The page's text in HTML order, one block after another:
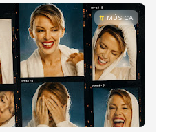
MÚSICA